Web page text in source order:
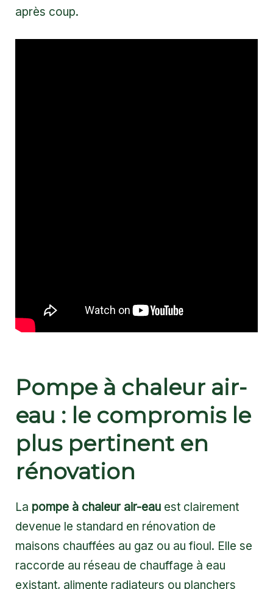
après coup.
Pompe à chaleur air-
eau : le compromis le
plus pertinent en
rénovation
La pompe à chaleur air-eau est clairement
devenue le standard en rénovation de
maisons chauffées au gaz ou au fioul. Elle se
raccorde au réseau de chauffage à eau
existant, alimente radiateurs ou planchers